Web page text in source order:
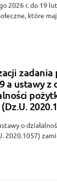
2026 r. do 19
które
a ustawy z
o
2020.1057)